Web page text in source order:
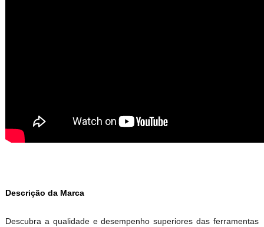
Descrição da Marca
Descubra a qualidade e desempenho superiores das ferramentas